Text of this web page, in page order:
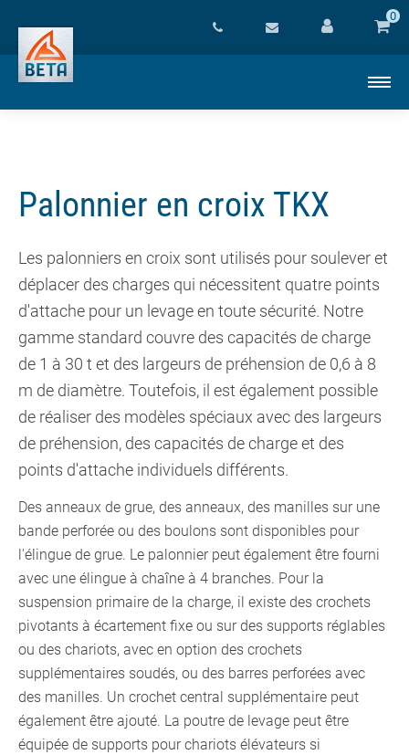
0
Palonnier en croix TKX
Les palonniers en croix sont utilisés pour soulever et
déplacer des charges qui nécessitent quatre points
d'attache pour un levage en toute sécurité. Notre
gamme standard couvre des capacités de charge
de 1 à 30 t et des largeurs de préhension de 0,6 à 8
m de diamètre. Toutefois, il est également possible
de réaliser des modèles spéciaux avec des largeurs
de préhension, des capacités de charge et des
points d'attache individuels différents.
Des anneaux de grue, des anneaux, des manilles sur une
bande perforée ou des boulons sont disponibles pour
l'élingue de grue. Le palonnier peut également être fourni
avec une élingue à chaîne à 4 branches. Pour la
suspension primaire de la charge, il existe des crochets
pivotants à écartement fixe ou sur des supports réglables
ou des chariots, avec en option des crochets
supplémentaires soudés, ou des barres perforées avec
des manilles. Un crochet central supplémentaire peut
également être ajouté. La poutre de levage peut être
équipée de supports pour chariots élévateurs si